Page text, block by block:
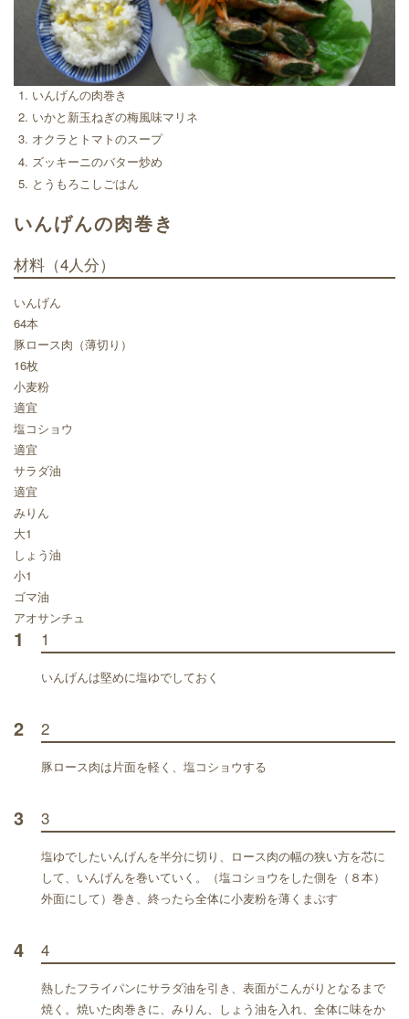
いんげんの肉巻き
いかと新玉ねぎの梅風味マリネ
オクラとトマトのスープ
ズッキーニのバター炒め
とうもろこしごはん
いんげんの肉巻き
材料 （4人分）
いんげん
64本
豚ロース肉（薄切り）
16枚
小麦粉
適宜
塩コショウ
適宜
サラダ油
適宜
みりん
大1
しょう油
小1
ゴマ油
アオサンチュ
1
いんげんは堅めに塩ゆでしておく
1
2
豚ロース肉は片面を軽く、塩コショウする
2
3
塩ゆでしたいんげんを半分に切り、ロース肉の幅の狭い方を芯に
して、いんげんを巻いていく。（塩コショウをした側を（８本）
外面にして）巻き、終ったら全体に小麦粉を薄くまぶす
3
4
熱したフライパンにサラダ油を引き、表面がこんがりとなるまで
焼く。焼いた肉巻きに、みりん、しょう油を入れ、全体に味をか
4